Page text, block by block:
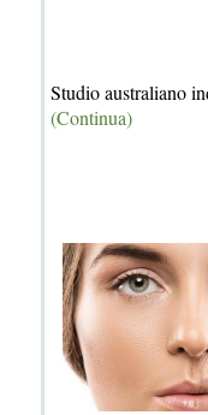
Studio australiano
(Continua)